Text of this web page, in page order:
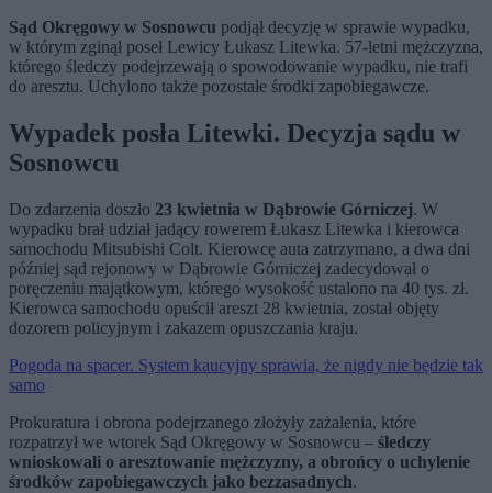
Sąd Okręgowy w Sosnowcu podjął decyzję w sprawie wypadku,
w którym zginął poseł Lewicy Łukasz Litewka. 57-letni mężczyzna,
którego śledczy podejrzewają o spowodowanie wypadku, nie trafi
do aresztu. Uchylono także pozostałe środki zapobiegawcze.
Wypadek posła Litewki. Decyzja sądu w
Sosnowcu
Do zdarzenia doszło 23 kwietnia w Dąbrowie Górniczej. W
wypadku brał udział jadący rowerem Łukasz Litewka i kierowca
samochodu Mitsubishi Colt. Kierowcę auta zatrzymano, a dwa dni
później sąd rejonowy w Dąbrowie Górniczej zadecydował o
poręczeniu majątkowym, którego wysokość ustalono na 40 tys. zł.
Kierowca samochodu opuścił areszt 28 kwietnia, został objęty
dozorem policyjnym i zakazem opuszczania kraju.
Pogoda na spacer. System kaucyjny sprawia, że nigdy nie będzie tak
samo
Prokuratura i obrona podejrzanego złożyły zażalenia, które
rozpatrzył we wtorek Sąd Okręgowy w Sosnowcu – śledczy
wnioskowali o aresztowanie mężczyzny, a obrońcy o uchylenie
środków zapobiegawczych jako bezzasadnych.